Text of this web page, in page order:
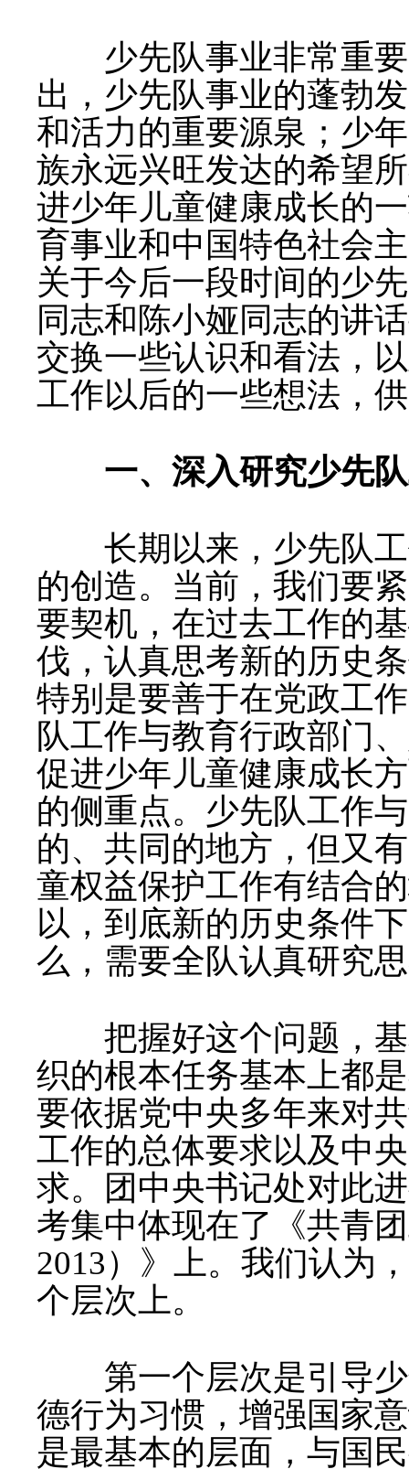
少先队事业非常重要
出，少先队事业的蓬勃
和活力的重要源泉；少
族永远兴旺发达的希望
进少年儿童健康成长的
育事业和中国特色社会
关于今后一段时间的少
同志和陈小娅同志的讲
交换一些认识和看法，
工作以后的一些想法，
一、深入研究少先
长期以来，少先队工
的创造。当前，我们要
要契机，在过去工作的
伐，认真思考新的历史
特别是要善于在党政工
队工作与教育行政部门
促进少年儿童健康成长
的侧重点。少先队工作
的、共同的地方，但又
童权益保护工作有结合
以，到底新的历史条件
么，需要全队认真研究
把握好这个问题，基
织的根本任务基本上都
要依据党中央多年来对
工作的总体要求以及中央
求。团中央书记处对此
考集中体现在了《共青
2013）》上。我们认为
个层次上。
第一个层次是引导少
德行为习惯，增强国家
是最基本的层面，与国